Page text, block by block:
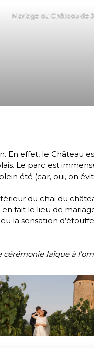
Mariage au Château de
En effet, leChâteau
Le parc est
été (car, oui, on
du chai du
fait le lieu de
la sensation
laïque à